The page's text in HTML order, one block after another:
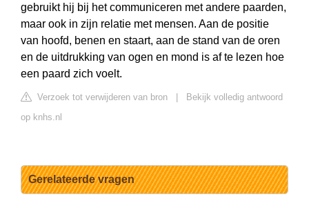
gebruikt hij bij het communiceren met andere paarden,
maar ook in zijn relatie met mensen. Aan de positie
van hoofd, benen en staart, aan de stand van de oren
en de uitdrukking van ogen en mond is af te lezen hoe
een paard zich voelt.
Verzoek tot verwijderen van bron
Bekijk volledig antwoord
op knhs.nl
Gerelateerde vragen